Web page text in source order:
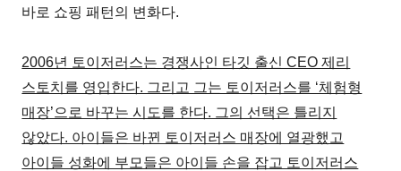
바로 쇼핑 패턴의 변화다.
2006년 토이저러스는 경쟁사인 타깃 출신 CEO 제리
스토치를 영입한다. 그리고 그는 토이저러스를 ‘체험형
매장’으로 바꾸는 시도를 한다. 그의 선택은 틀리지
않았다. 아이들은 바뀐 토이저러스 매장에 열광했고
아이들 성화에 부모들은 아이들 손을 잡고 토이저러스